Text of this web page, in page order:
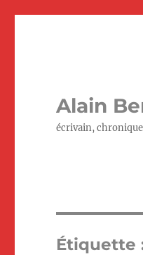
Alain
écrivain,
Étiquette